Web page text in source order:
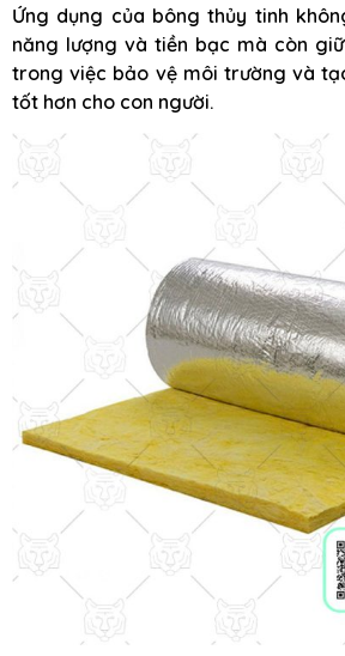
Ứng dụng của bông thủy tinh
năng lượng và tiền bạc mà còn
trong việc bảo vệ môi trường và
tốt hơn cho con người.